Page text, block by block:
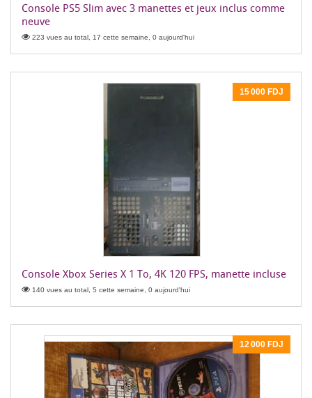
Console PS5 Slim avec 3 manettes et jeux inclus comme
neuve
223 vues au total, 17 cette semaine, 0 aujourd'hui
15 000 FDJ
Console Xbox Series X 1 To, 4K 120 FPS, manette incluse
140 vues au total, 5 cette semaine, 0 aujourd'hui
12 000 FDJ